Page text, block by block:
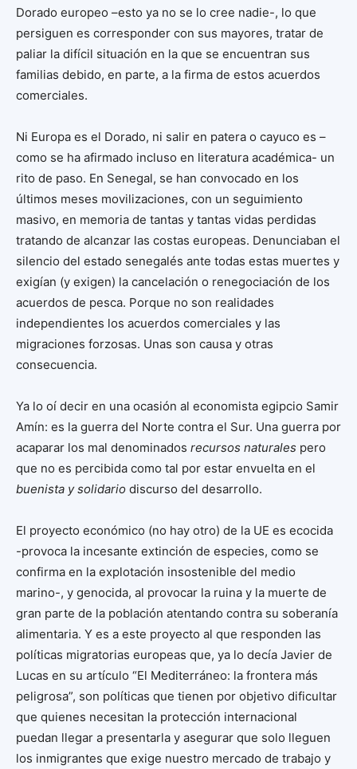
Dorado europeo –esto ya no se lo cree nadie-, lo que
persiguen es corresponder con sus mayores, tratar de
paliar la difícil situación en la que se encuentran sus
familias debido, en parte, a la firma de estos acuerdos
comerciales.
Ni Europa es el Dorado, ni salir en patera o cayuco es –
como se ha afirmado incluso en literatura académica- un
rito de paso. En Senegal, se han convocado en los
últimos meses movilizaciones, con un seguimiento
masivo, en memoria de tantas y tantas vidas perdidas
tratando de alcanzar las costas europeas. Denunciaban el
silencio del estado senegalés ante todas estas muertes y
exigían (y exigen) la cancelación o renegociación de los
acuerdos de pesca. Porque no son realidades
independientes los acuerdos comerciales y las
migraciones forzosas. Unas son causa y otras
consecuencia.
Ya lo oí decir en una ocasión al economista egipcio Samir
Amín: es la guerra del Norte contra el Sur. Una guerra por
acaparar los mal denominados recursos naturales pero
que no es percibida como tal por estar envuelta en el
buenista y solidario discurso del desarrollo.
El proyecto económico (no hay otro) de la UE es ecocida
-provoca la incesante extinción de especies, como se
confirma en la explotación insostenible del medio
marino-, y genocida, al provocar la ruina y la muerte de
gran parte de la población atentando contra su soberanía
alimentaria. Y es a este proyecto al que responden las
políticas migratorias europeas que, ya lo decía Javier de
Lucas en su artículo “El Mediterráneo: la frontera más
peligrosa”, son políticas que tienen por objetivo dificultar
que quienes necesitan la protección internacional
puedan llegar a presentarla y asegurar que solo lleguen
los inmigrantes que exige nuestro mercado de trabajo y